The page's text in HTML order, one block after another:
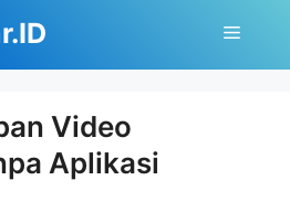
Menu
Video
Aplikasi